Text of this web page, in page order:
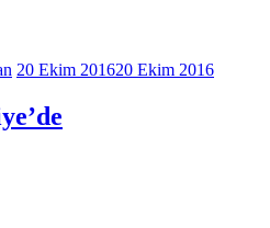
20 Ekim 201620 Ekim 2016